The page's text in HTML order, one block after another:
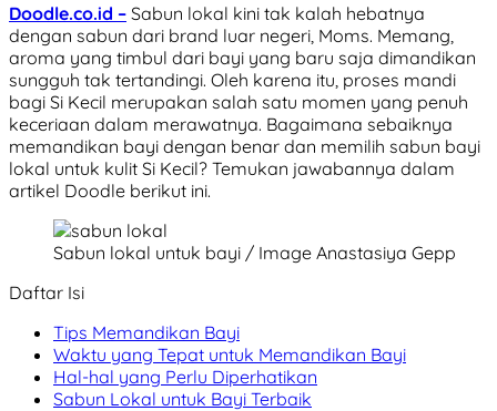
Doodle.co.id – Sabun lokal kini tak kalah hebatnya
dengan sabun dari brand luar negeri, Moms. Memang,
aroma yang timbul dari bayi yang baru saja dimandikan
sungguh tak tertandingi. Oleh karena itu, proses mandi
bagi Si Kecil merupakan salah satu momen yang penuh
keceriaan dalam merawatnya. Bagaimana sebaiknya
memandikan bayi dengan benar dan memilih sabun bayi
lokal untuk kulit Si Kecil? Temukan jawabannya dalam
artikel Doodle berikut ini.
Sabun lokal untuk bayi / Image Anastasiya Gepp
Daftar Isi
Tips Memandikan Bayi
Waktu yang Tepat untuk Memandikan Bayi
Hal-hal yang Perlu Diperhatikan
Sabun Lokal untuk Bayi Terbaik